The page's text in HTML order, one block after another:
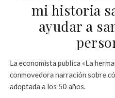
mi historia
ayudar a
La economista publica «La
conmovedora narración sobre
adoptada a los 50 años.